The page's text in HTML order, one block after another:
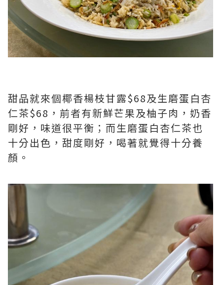
甜品就來個椰香楊枝甘露$68及生磨蛋白杏
仁茶$68，前者有新鮮芒果及柚子肉，奶香
剛好，味道很平衡；而生磨蛋白杏仁茶也
十分出色，甜度剛好，喝著就覺得十分養
顏。